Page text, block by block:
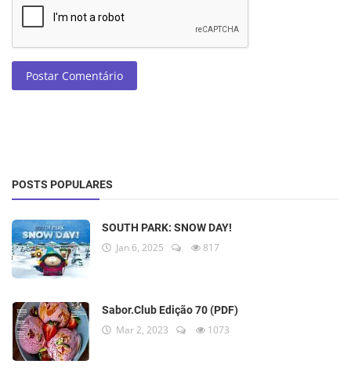
Postar Comentário
POSTS POPULARES
SOUTH PARK: SNOW DAY!
Jan 6, 2025 817
Sabor.Club Edição 70 (PDF)
Mar 2, 2023 1073